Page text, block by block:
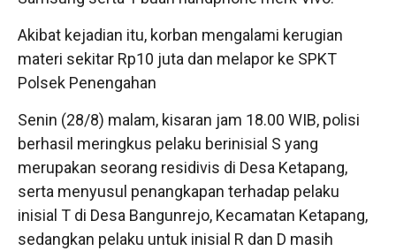
Akibat kejadian itu, korban mengalami kerugian
materi sekitar Rp10 juta dan melapor ke SPKT
Polsek Penengahan
Senin (28/8) malam, kisaran jam 18.00 WIB, polisi
berhasil meringkus pelaku berinisial S yang
merupakan seorang residivis di Desa Ketapang,
serta menyusul penangkapan terhadap pelaku
inisial T di Desa Bangunrejo, Kecamatan Ketapang,
sedangkan pelaku untuk inisial R dan D masih